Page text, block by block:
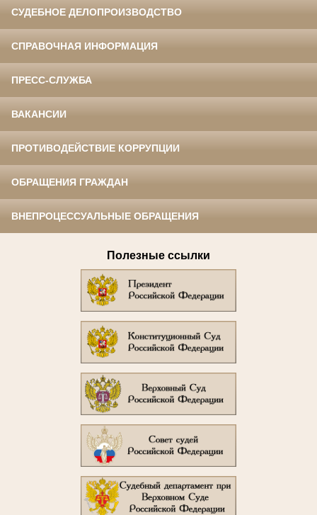
СУДЕБНОЕ ДЕЛОПРОИЗВОДСТВО
СПРАВОЧНАЯ ИНФОРМАЦИЯ
ПРЕСС-СЛУЖБА
ВАКАНСИИ
ПРОТИВОДЕЙСТВИЕ КОРРУПЦИИ
ОБРАЩЕНИЯ ГРАЖДАН
ВНЕПРОЦЕССУАЛЬНЫЕ ОБРАЩЕНИЯ
Полезные ссылки